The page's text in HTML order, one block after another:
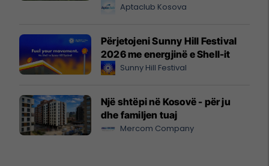
Aptaclub Kosova
Përjetojeni Sunny Hill Festival
2026 me energjinë e Shell-it
Sunny Hill Festival
Një shtëpi në Kosovë - për ju
dhe familjen tuaj
Mercom Company